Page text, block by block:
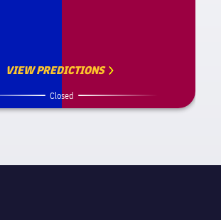
VIEW PREDICTIONS
Closed